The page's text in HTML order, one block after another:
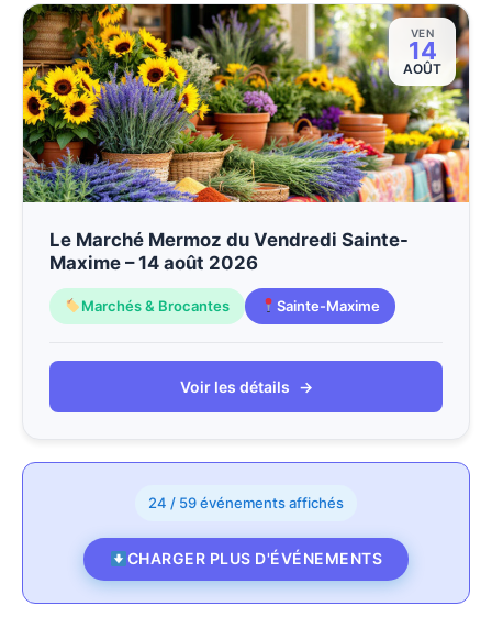
VEN
14
AOÛT
Le Marché Mermoz du Vendredi Sainte-
Maxime – 14 août 2026
Marchés & Brocantes Sainte-Maxime
Voir les détails →
24 / 59 événements affichés
CHARGER PLUS D'ÉVÉNEMENTS